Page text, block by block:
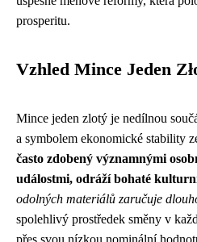
prosperitu.
Vzhled Mince Jeden
Mince jeden zlotý je nedílnou
a symbolem ekonomické stability
často zdobený významnými
událostmi, odráží bohaté
odolných materiálů zaručuje
spolehlivý prostředek směny v
přes svou nízkou nominální